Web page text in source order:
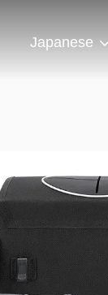
Japanese